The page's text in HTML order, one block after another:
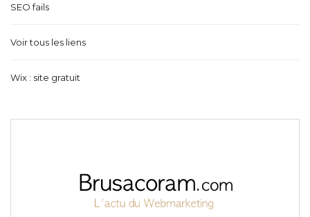
SEO fails
Voir tous les liens
Wix : site gratuit